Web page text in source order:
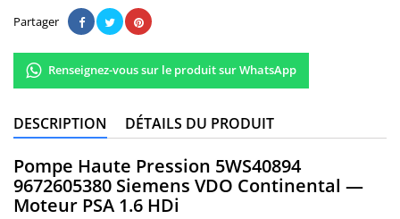
Partager
Renseignez-vous sur le produit sur WhatsApp
DESCRIPTION DÉTAILS DU PRODUIT
Pompe Haute Pression 5WS40894
9672605380 Siemens VDO Continental —
Moteur PSA 1.6 HDi